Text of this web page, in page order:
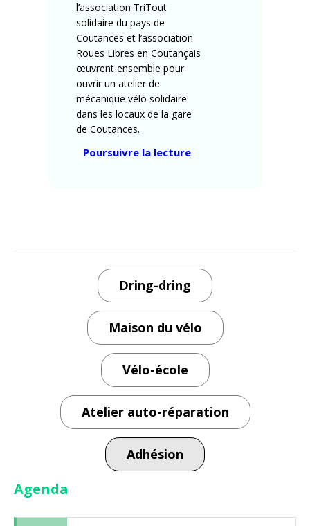
l’association TriTout
solidaire du pays de
Coutances et l’association
Roues Libres en Coutançais
œuvrent ensemble pour
ouvrir un atelier de
mécanique vélo solidaire
dans les locaux de la gare
de Coutances.
Poursuivre la lecture« Atelier
du
Vélo
–
petite
histoire »
Dring-dring
Maison du vélo
Vélo-école
Atelier auto-réparation
Adhésion
Agenda